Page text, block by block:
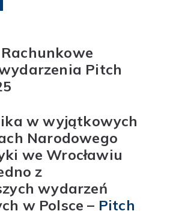
Pitch
w wyjątkowych
Narodowego
we Wrocławiu
z
wydarzeń
w Polsce – Pitch